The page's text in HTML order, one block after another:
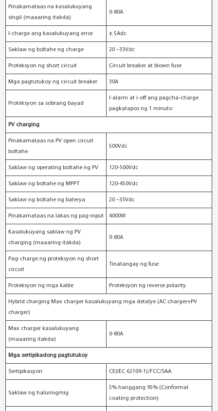
Pinakamataas na kasalukuyang
singil (maaaring itakda)
0-80A
I-charge ang kasalukuyang error ± 5Adc
Saklaw ng boltahe ng charge 20 –33Vdc
Proteksyon ng short circuit Circuit breaker at blown fuse
Mga pagtutukoy ng circuit breaker 30A
Proteksyon sa sobrang bayad
I-alarm at i-off ang pagcha-charge
pagkatapos ng 1 minuto
PV charging
Pinakamataas na PV open circuit
boltahe
500Vdc
Saklaw ng operating boltahe ng PV 120-500Vdc
Saklaw ng boltahe ng MPPT 120-450Vdc
Saklaw ng boltahe ng baterya 20 –33Vdc
Pinakamataas na lakas ng pag-input 4000W
Kasalukuyang saklaw ng PV
charging (maaaring itakda)
0-80A
Pag-charge ng proteksyon ng short
circuit
Tinatangay ng fuse
Proteksyon ng mga kable Proteksyon ng reverse polarity
Hybrid charging Max charger kasalukuyang mga detalye (AC charger+PV
charger)
Max charger kasalukuyang
(maaaring itakda)
0-80A
Mga sertipikadong pagtutukoy
Sertipikasyon CE(IEC 62109-1)/FCC/SAA
Saklaw ng halumigmig
5% hanggang 95% (Conformal
coating protection)